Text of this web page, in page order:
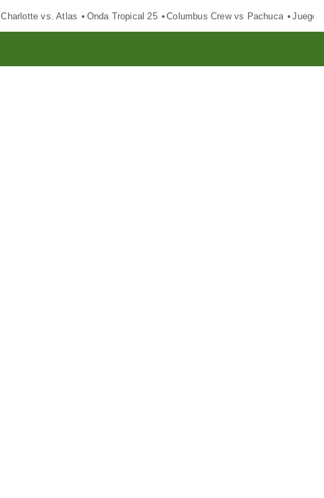
Charlotte vs. Atlas Onda Tropical 25 Columbus Crew vs Pachuca